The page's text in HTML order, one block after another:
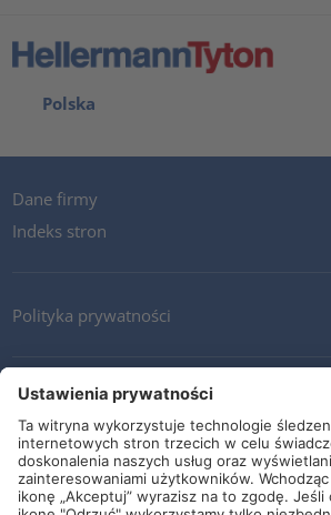
Polska
Dane firmy
Indeks stron
Polityka prywatności
Kontakt
Newsletter